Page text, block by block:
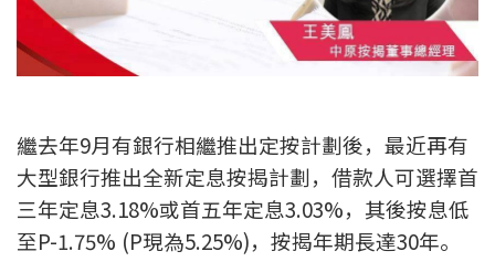
優惠禮遇
中原按揭標籤優惠
推薦齊齊友賞
按揭工具
繼去年9月有銀行相繼推出定按計劃後，最近再有
大型銀行推出全新定息按揭計劃，借款人可選擇首
三年定息3.18%或首五年定息3.03%，其後按息低
至P-1.75% (P現為5.25%)，按揭年期長達30年。